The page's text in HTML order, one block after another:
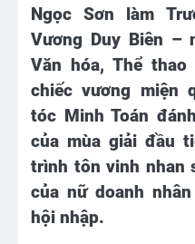
Ngọc Sơn làm
Vương Duy Biên –
Văn hóa, Thể
chiếc vương miện
tóc Minh Toán
của mùa giải đầu
trình tôn vinh nhan
của nữ doanh
hội nhập.